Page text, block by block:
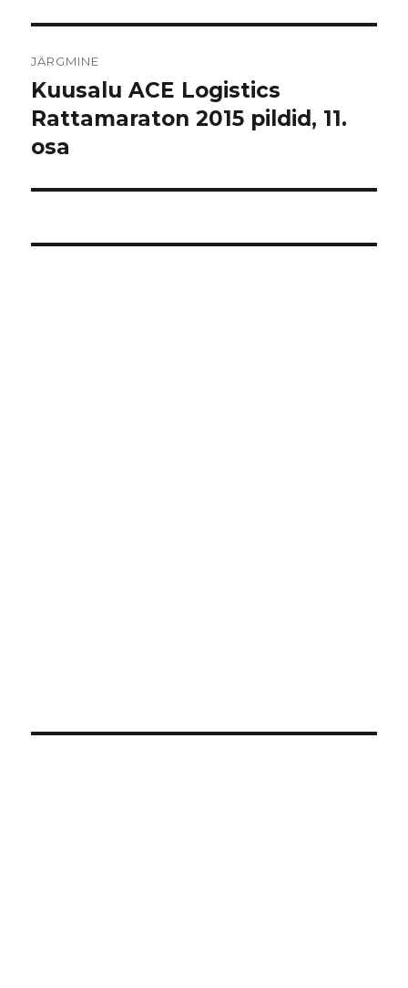
JÄRGMINE
Järgmine
postitus:
Kuusalu ACE Logistics
Rattamaraton 2015 pildid, 11.
osa